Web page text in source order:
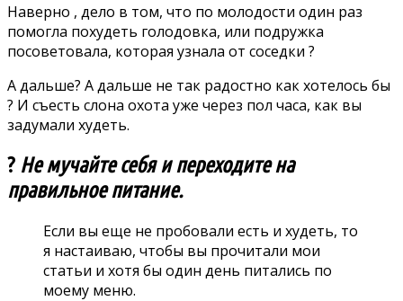
Наверно , дело в том, что по молодости один раз
помогла похудеть голодовка, или подружка
посоветовала, которая узнала от соседки ?
А дальше? А дальше не так радостно как хотелось бы
? И съесть слона охота уже через пол часа, как вы
задумали худеть.
? Не мучайте себя и переходите на
правильное питание.
Если вы еще не пробовали есть и худеть, то
я настаиваю, чтобы вы прочитали мои
статьи и хотя бы один день питались по
моему меню.